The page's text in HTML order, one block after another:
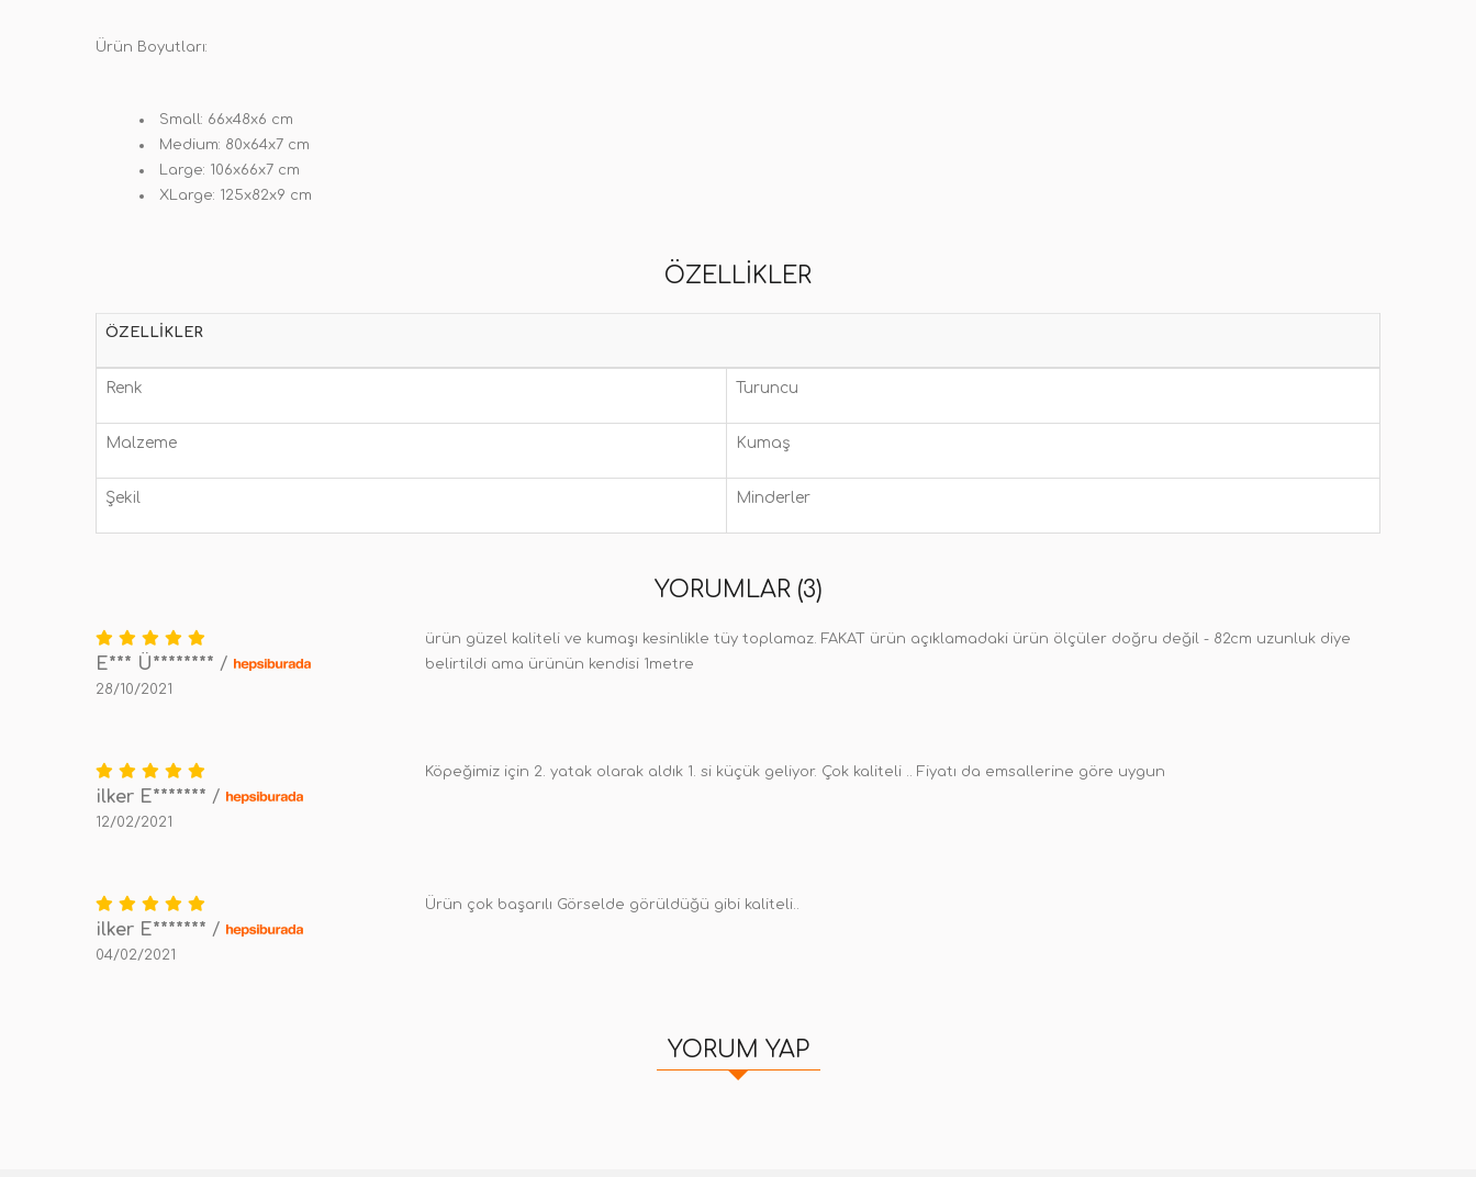
Ürün Boyutları:
Small: 66x48x6 cm
Medium: 80x64x7 cm
Large: 106x66x7 cm
XLarge: 125x82x9 cm
ÖZELLIKLER
ÖZELLIKLER
Renk Turuncu
Malzeme Kumaş
Şekil Minderler
YORUMLAR (3)
E*** Ü******** /
28/10/2021
ürün güzel kaliteli ve kumaşı kesinlikle tüy toplamaz. FAKAT ürün açıklamadaki ürün ölçüler doğru değil - 82cm uzunluk diye
belirtildi ama ürünün kendisi 1metre
ilker E******* /
12/02/2021
Köpeğimiz için 2. yatak olarak aldık 1. si küçük geliyor. Çok kaliteli .. Fiyatı da emsallerine göre uygun
ilker E******* /
04/02/2021
Ürün çok başarılı Görselde görüldüğü gibi kaliteli..
YORUM YAP